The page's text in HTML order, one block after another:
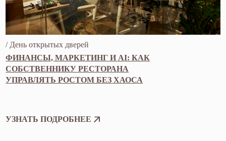
УЗНАТЬ ПОДРОБНЕЕ
ВСЕ МЕРОПРИЯТИЯ